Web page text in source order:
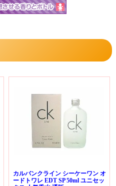
カルバンクライン シーケーワン オ
ードトワレ EDT SP 50ml ユニセッ